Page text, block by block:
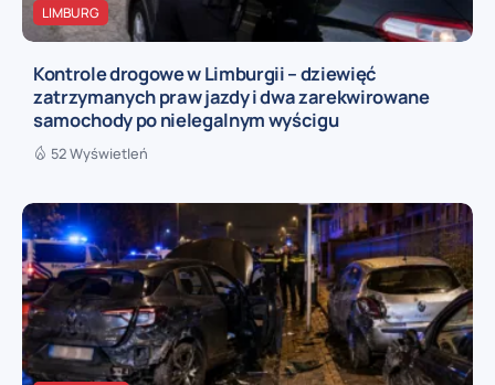
LIMBURG
Kontrole drogowe w Limburgii – dziewięć
zatrzymanych praw jazdy i dwa zarekwirowane
samochody po nielegalnym wyścigu
52 Wyświetleń